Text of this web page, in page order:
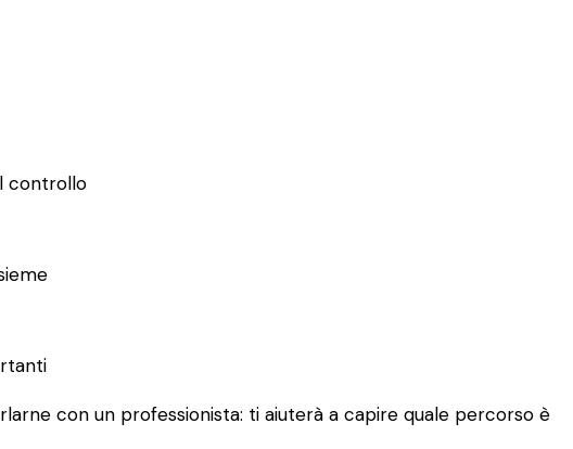
controllo
con un professionista: ti aiuterà a capire quale percorso è